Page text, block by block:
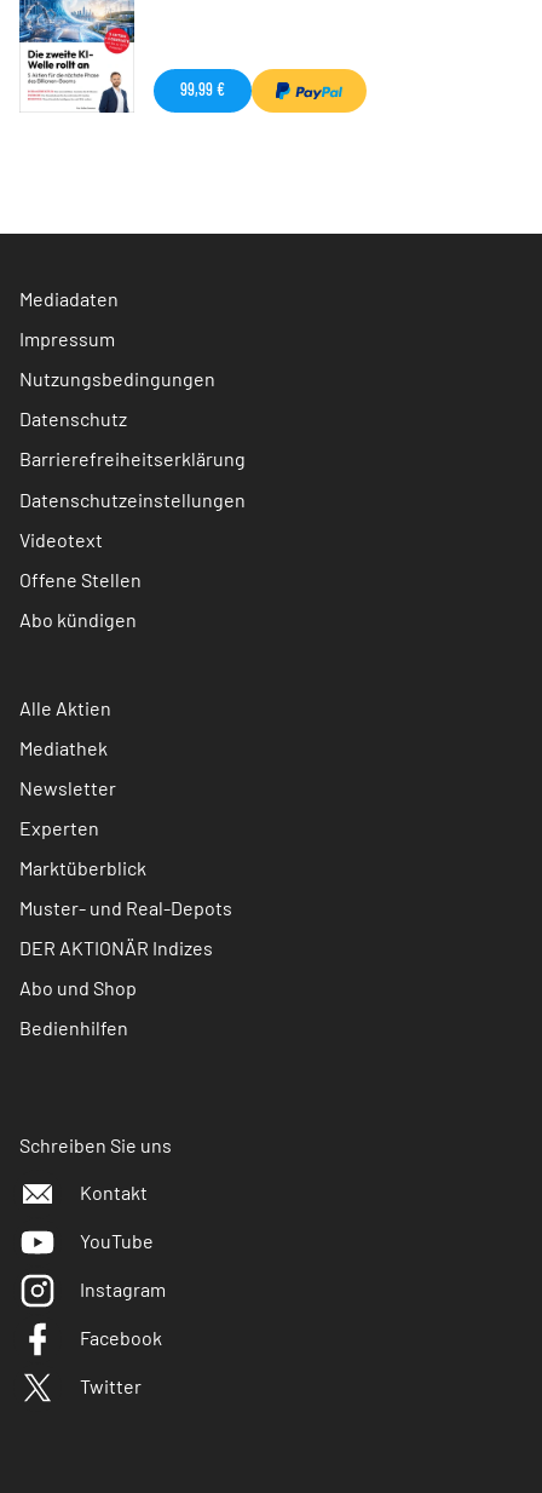
99,99 €
Mediadaten
Impressum
Nutzungsbedingungen
Datenschutz
Barrierefreiheitserklärung
Datenschutzeinstellungen
Videotext
Offene Stellen
Abo kündigen
Alle Aktien
Mediathek
Newsletter
Experten
Marktüberblick
Muster- und Real-Depots
DER AKTIONÄR Indizes
Abo und Shop
Bedienhilfen
Schreiben Sie uns
Kontakt
YouTube
Instagram
Facebook
Twitter